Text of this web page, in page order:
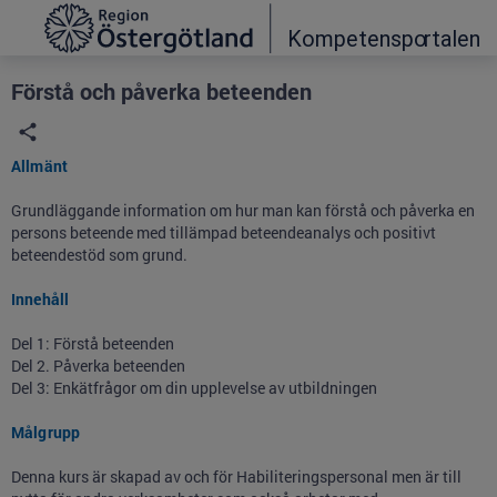
Grade
Portal
Förstå och påverka beteenden
Allmänt
Grundläggande information om hur man kan förstå och påverka en
persons beteende med tillämpad beteendeanalys och positivt
beteendestöd som grund.
Innehåll
Del 1: Förstå beteenden
Del 2. Påverka beteenden
Del 3: Enkätfrågor om din upplevelse av utbildningen
Målgrupp
Denna kurs är skapad av och för Habiliteringspersonal men är till